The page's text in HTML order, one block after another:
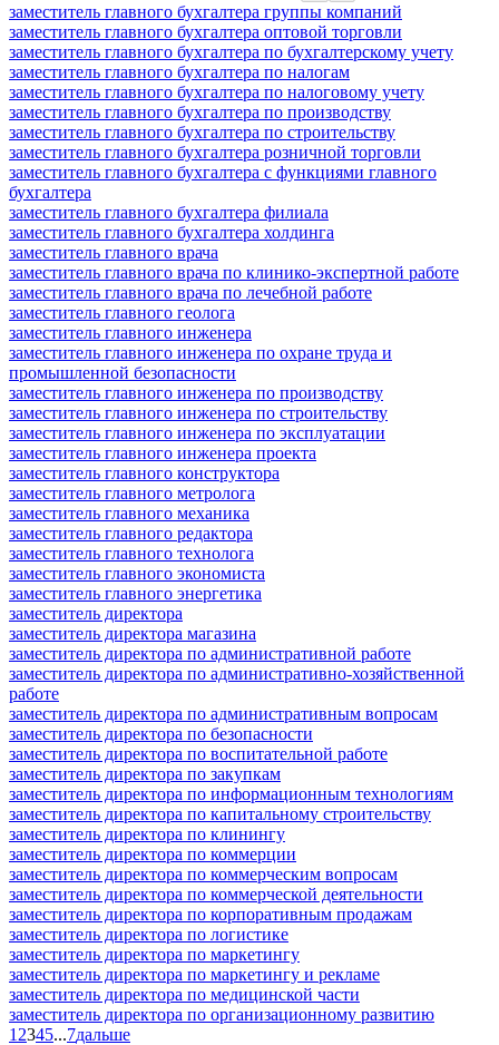
заместитель главного бухгалтера группы компаний
заместитель главного бухгалтера оптовой торговли
заместитель главного бухгалтера по бухгалтерскому учету
заместитель главного бухгалтера по налогам
заместитель главного бухгалтера по налоговому учету
заместитель главного бухгалтера по производству
заместитель главного бухгалтера по строительству
заместитель главного бухгалтера розничной торговли
заместитель главного бухгалтера с функциями главного
бухгалтера
заместитель главного бухгалтера филиала
заместитель главного бухгалтера холдинга
заместитель главного врача
заместитель главного врача по клинико-экспертной работе
заместитель главного врача по лечебной работе
заместитель главного геолога
заместитель главного инженера
заместитель главного инженера по охране труда и
промышленной безопасности
заместитель главного инженера по производству
заместитель главного инженера по строительству
заместитель главного инженера по эксплуатации
заместитель главного инженера проекта
заместитель главного конструктора
заместитель главного метролога
заместитель главного механика
заместитель главного редактора
заместитель главного технолога
заместитель главного экономиста
заместитель главного энергетика
заместитель директора
заместитель директора магазина
заместитель директора по административной работе
заместитель директора по административно-хозяйственной
работе
заместитель директора по административным вопросам
заместитель директора по безопасности
заместитель директора по воспитательной работе
заместитель директора по закупкам
заместитель директора по информационным технологиям
заместитель директора по капитальному строительству
заместитель директора по клинингу
заместитель директора по коммерции
заместитель директора по коммерческим вопросам
заместитель директора по коммерческой деятельности
заместитель директора по корпоративным продажам
заместитель директора по логистике
заместитель директора по маркетингу
заместитель директора по маркетингу и рекламе
заместитель директора по медицинской части
заместитель директора по организационному развитию
1 2345...7дальше